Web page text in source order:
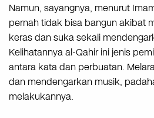
Namun, sayangnya, menurut
pernah tidak bisa bangun akibat
keras dan suka sekali
Kelihatannya al-Qahir ini jenis
antara kata dan perbuatan.
dan mendengarkan musik,
melakukannya.